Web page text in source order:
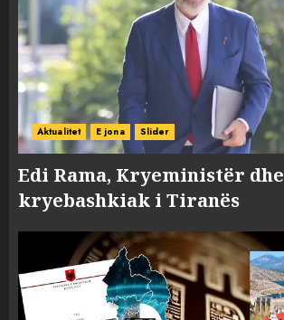
Aktualitet E jona Slider
Edi Rama, Kryeministër dhe
kryebashkiak i Tiranës